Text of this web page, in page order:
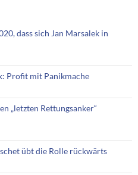
dass sich Jan Marsalek in
Profit mit Panikmache
„letzten Rettungsanker“
übt die Rolle rückwärts